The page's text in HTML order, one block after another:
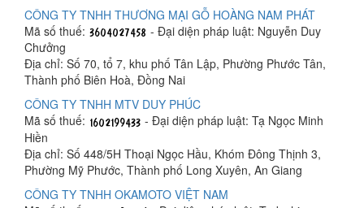
CÔNG TY TNHH THƯƠNG MẠI GỖ HOÀNG NAM PHÁT
Mã số thuế:
- Đại diện pháp luật: Nguyễn Duy
Chưởng
Địa chỉ: Số 70, tổ 7, khu phố Tân Lập, Phường Phước Tân,
Thành phố Biên Hoà, Đồng Nai
CÔNG TY TNHH MTV DUY PHÚC
Mã số thuế:
- Đại diện pháp luật: Tạ Ngọc Minh
Hiền
Địa chỉ: Số 448/5H Thoại Ngọc Hầu, Khóm Đông Thịnh 3,
Phường Mỹ Phước, Thành phố Long Xuyên, An Giang
CÔNG TY TNHH OKAMOTO VIỆT NAM